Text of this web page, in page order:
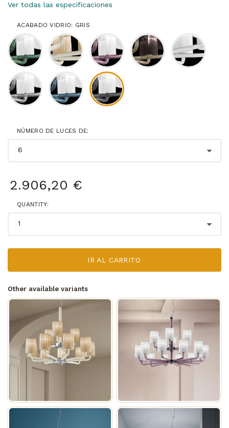
Ver todas las especificaciones
ACABADO VIDRIO: GRIS
NÚMERO DE LUCES DE:
2.906,20 €
QUANTITY:
IR AL CARRITO
Other available variants